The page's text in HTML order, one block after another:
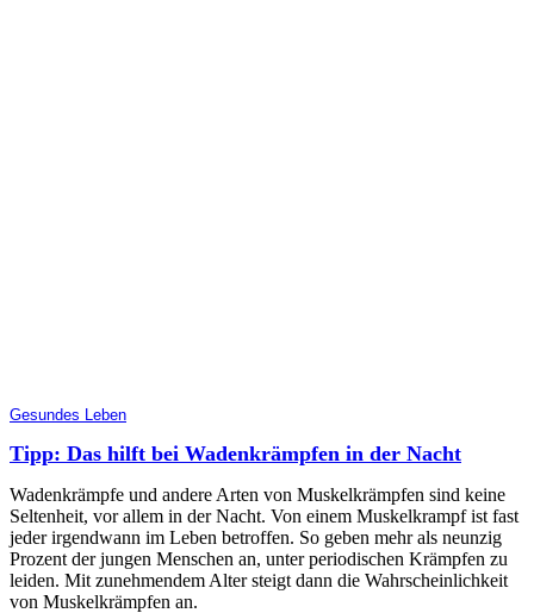
Gesundes Leben
Tipp: Das hilft bei Wadenkrämpfen in der Nacht
Wadenkrämpfe und andere Arten von Muskelkrämpfen sind keine
Seltenheit, vor allem in der Nacht. Von einem Muskelkrampf ist fast
jeder irgendwann im Leben betroffen. So geben mehr als neunzig
Prozent der jungen Menschen an, unter periodischen Krämpfen zu
leiden. Mit zunehmendem Alter steigt dann die Wahrscheinlichkeit
von Muskelkrämpfen an.